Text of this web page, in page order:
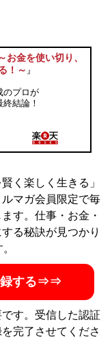
金を使い切り、
！～ 』
のプロが
結論！
く楽しく生きる」
マガ会員限定で毎
す。仕事・お金・
る秘訣が見つかり
録する⇒⇒
す。受信した認証
完了させてくださ